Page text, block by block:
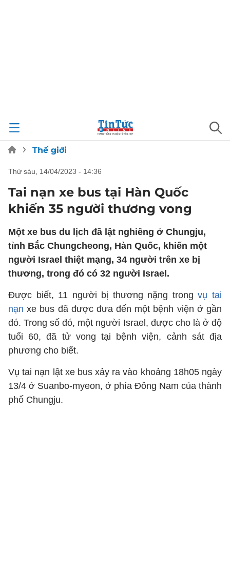
Thế giới
thứ sáu, 14/04/2023 - 14:36
Tai nạn xe bus tại Hàn Quốc
khiến 35 người thương vong
Một xe bus du lịch đã lật nghiêng ở Chungju,
tỉnh Bắc Chungcheong, Hàn Quốc, khiến một
người Israel thiệt mạng, 34 người trên xe bị
thương, trong đó có 32 người Israel.
Được biết, 11 người bị thương nặng trongvụ tai
nạn xe bus đã được đưa đến một bệnh viện ở gần
đó. Trong số đó, một người Israel, được cho là ở độ
tuổi 60, đã tử vong tại bệnh viện, cảnh sát địa
phương cho biết.
Vụ tai nạn lật xe bus xảy ra vào khoảng 18h05 ngày
13/4 ở Suanbo-myeon, ở phía Đông Nam của thành
phố Chungju.